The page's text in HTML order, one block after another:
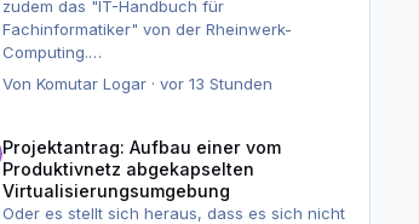
Virtualisierungsplattformen als
Entscheidungsgrundlage für die
künftige Servervirtualisierung, praktisch
getrennten Testumgebung mit definiertem
Die Umgebung ist damit nicht mehr das Ziel,
sondern das Werkzeug – sie bleibt aber als
Ergebnis bestehen, weil wir sie ohnehin
brauchen. Was sich konkret geändert hat:
zudem das "IT-Handbuch für
Fachinformatiker" von der Rheinwerk-
Computing.
Welche Materialien, Dozenten, Youtube-
weiterempfehlen?
Von Komutar Logar· vor 13 Stunden
Projektantrag: Aufbau einer vom
Produktivnetz abgekapselten
Virtualisierungsumgebung
Oder es stellt sich heraus, dass es sich nicht